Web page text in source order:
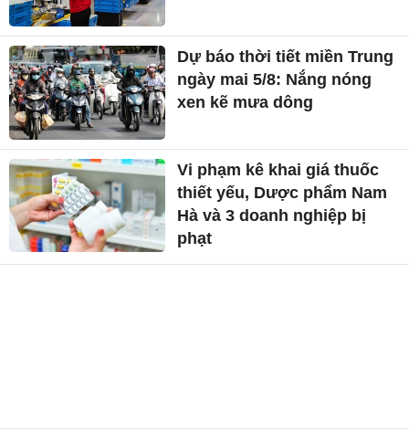
Dự báo thời tiết miền Trung
ngày mai 5/8: Nắng nóng
xen kẽ mưa dông
Vi phạm kê khai giá thuốc
thiết yếu, Dược phẩm Nam
Hà và 3 doanh nghiệp bị
phạt